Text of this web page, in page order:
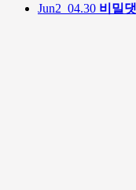
Jun2 04.30 비밀